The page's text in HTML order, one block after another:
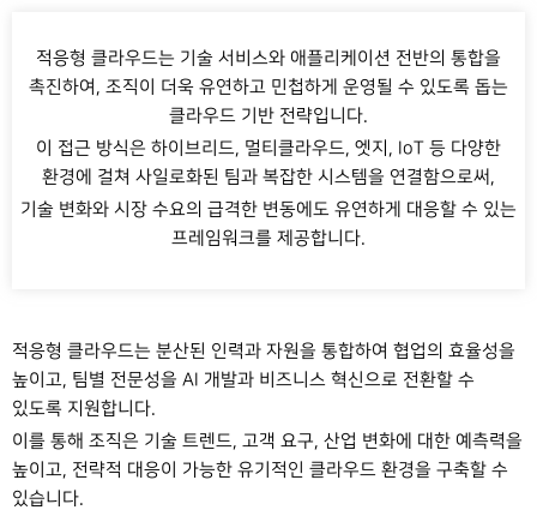
적응형 클라우드는 기술 서비스와 애플리케이션 전반의 통합을
촉진하여, 조직이 더욱 유연하고 민첩하게 운영될 수 있도록 돕는
클라우드 기반 전략입니다.
이 접근 방식은 하이브리드, 멀티클라우드, 엣지, IoT 등 다양한
환경에 걸쳐 사일로화된 팀과 복잡한 시스템을 연결함으로써,
기술 변화와 시장 수요의 급격한 변동에도 유연하게 대응할 수 있는
프레임워크를 제공합니다.
적응형 클라우드는 분산된 인력과 자원을 통합하여 협업의 효율성을
높이고, 팀별 전문성을 AI 개발과 비즈니스 혁신으로 전환할 수
있도록 지원합니다.
이를 통해 조직은 기술 트렌드, 고객 요구, 산업 변화에 대한 예측력을
높이고, 전략적 대응이 가능한 유기적인 클라우드 환경을 구축할 수
있습니다.